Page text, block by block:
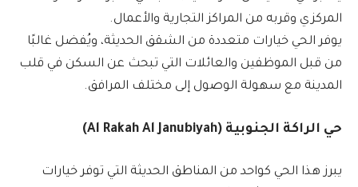
المركزي وقربه من المراكز التجارية والأعمال.
يوفر الحي خيارات متعددة من الشقق الحديثة، ويُفضل غالبًا
من قبل الموظفين والعائلات التي تبحث عن السكن في قلب
المدينة مع سهولة الوصول إلى مختلف المرافق.
حي الراكة الجنوبية (Al Rakah Al Janubiyah)
يبرز هذا الحي كواحد من المناطق الحديثة التي توفر خيارات